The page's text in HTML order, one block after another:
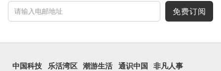
免费订阅
中国科技 乐活湾区 潮游生活 通识中国 非凡人事